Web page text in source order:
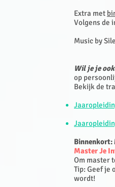
Extra met
Volgens de
Music by
Wil je je
op
Bekijk de
Binnenkort:
Master Je
Om master
Tip: Geef je
wordt!